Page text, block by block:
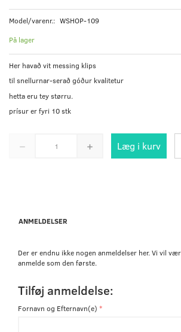
Model/varenr.: WSHOP-109
På lager
Her havað vit messing klips
til snellurnar-serað góður kvalitetur
hetta eru tey størru.
prísur er fyri 10 stk
Læg i kurv
ANMELDELSER
Der er endnu ikke nogen anmeldelser her. Vi vil
anmelde som den første.
Tilføj anmeldelse:
Fornavn og Efternavn(e)